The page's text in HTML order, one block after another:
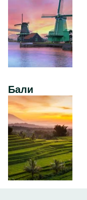
Бали